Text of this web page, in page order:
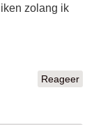
zolang ik
Reageer